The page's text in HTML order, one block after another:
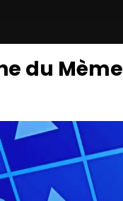
du Mème